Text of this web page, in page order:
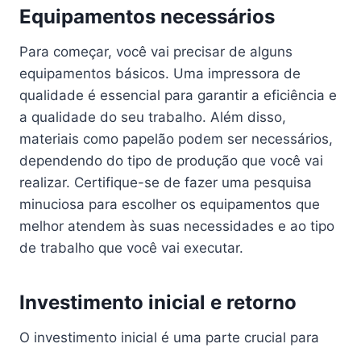
Equipamentos necessários
Para começar, você vai precisar de alguns
equipamentos básicos. Uma impressora de
qualidade é essencial para garantir a eficiência e
a qualidade do seu trabalho. Além disso,
materiais como papelão podem ser necessários,
dependendo do tipo de produção que você vai
realizar. Certifique-se de fazer uma pesquisa
minuciosa para escolher os equipamentos que
melhor atendem às suas necessidades e ao tipo
de trabalho que você vai executar.
Investimento inicial e retorno
O investimento inicial é uma parte crucial para